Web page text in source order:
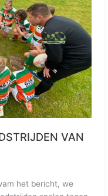
VAN
het bericht, we